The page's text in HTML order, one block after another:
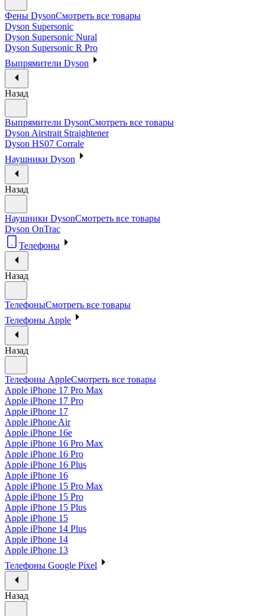
Фены DysonСмотреть все товары
Dyson Supersonic
Dyson Supersonic Nural
Dyson Supersonic R Pro
Выпрямители Dyson
Назад
Выпрямители DysonСмотреть все товары
Dyson Airstrait Straightener
Dyson HS07 Corrale
Наушники Dyson
Назад
Наушники DysonСмотреть все товары
Dyson OnTrac
Телефоны
Назад
ТелефоныСмотреть все товары
Телефоны Apple
Назад
Телефоны AppleСмотреть все товары
Apple iPhone 17 Pro Max
Apple iPhone 17 Pro
Apple iPhone 17
Apple iPhone Air
Apple iPhone 16e
Apple iPhone 16 Pro Max
Apple iPhone 16 Pro
Apple iPhone 16 Plus
Apple iPhone 16
Apple iPhone 15 Pro Max
Apple iPhone 15 Pro
Apple iPhone 15 Plus
Apple iPhone 15
Apple iPhone 14 Plus
Apple iPhone 14
Apple iPhone 13
Телефоны Google Pixel
Назад